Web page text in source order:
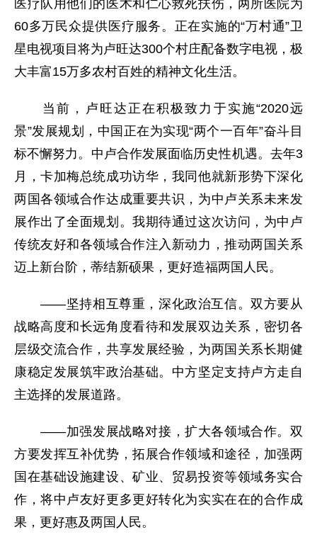
医疗队用他们的医术和仁心救死扶伤，两所医院为
60多万民众提供医疗服务。正在实施的“万村通”卫
星电视项目将为卢旺达300个村庄配备数字电视，极
大丰富15万多农村百姓的精神文化生活。
当前，卢旺达正在积极致力于实施“2020远
景”发展规划，中国正在为实现“两个一百年”奋斗目
标不懈努力。中卢合作发展面临历史性机遇。去年3
月，卡加梅总统成功访华，我同他就新形势下深化
两国各领域合作达成重要共识，为中卢关系未来发
展作出了全面规划。我期待通过这次访问，为中卢
传统友好和各领域合作注入新动力，推动两国关系
迈上新台阶，蒂结新硕果，更好造福两国人民。
——坚持相互尊重，深化政治互信。双方要从
战略高度和长远角度看待和发展双边关系，密切各
层级交流合作，共享发展经验，为两国关系长期健
康稳定发展筑牢政治基础。中方坚定支持卢方走自
主选择的发展道路。
——加强发展战略对接，扩大各领域合作。双
方要发挥互补优势，拓展合作领域和途径，加强两
国在基础设施建设、矿业、贸易投资等领域务实合
作，将中卢友好更多更好转化为实实在在的合作成
果，更好惠及两国人民。